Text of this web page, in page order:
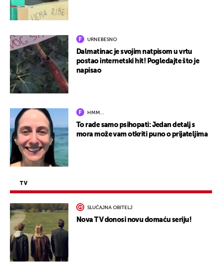
URNEBESNO
Dalmatinac je svojim natpisom u vrtu
postao internetski hit! Pogledajte što je
napisao
HMM…
To rade samo psihopati: Jedan detalj s
mora može vam otkriti puno o prijateljima
TV
SLUČAJNA OBITELJ
Nova TV donosi novu domaću seriju!